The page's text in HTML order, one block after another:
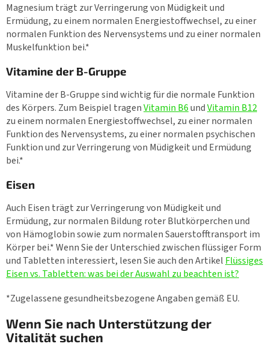
Magnesium trägt zur Verringerung von Müdigkeit und
Ermüdung, zu einem normalen Energiestoffwechsel, zu einer
normalen Funktion des Nervensystems und zu einer normalen
Muskelfunktion bei.*
Vitamine der B-Gruppe
Vitamine der B-Gruppe sind wichtig für die normale Funktion
des Körpers. Zum Beispiel tragenVitamin B6undVitamin B12
zu einem normalen Energiestoffwechsel, zu einer normalen
Funktion des Nervensystems, zu einer normalen psychischen
Funktion und zur Verringerung von Müdigkeit und Ermüdung
bei.*
Eisen
Auch Eisen trägt zur Verringerung von Müdigkeit und
Ermüdung, zur normalen Bildung roter Blutkörperchen und
von Hämoglobin sowie zum normalen Sauerstofftransport im
Körper bei.* Wenn Sie der Unterschied zwischen flüssiger Form
und Tabletten interessiert, lesen Sie auch den Artikel Flüssiges
Eisen vs. Tabletten: was bei der Auswahl zu beachten ist?
*Zugelassene gesundheitsbezogene Angaben gemäß EU.
Wenn Sie nach Unterstützung der
Vitalität suchen